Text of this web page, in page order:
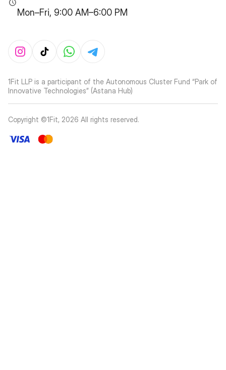
Mon–Fri, 9:00 AM–6:00 PM
1Fit LLP is a participant of the Autonomous Cluster Fund “Park of
Innovative Technologies” (Astana Hub)
Copyright ©1Fit, 2026 All rights reserved.